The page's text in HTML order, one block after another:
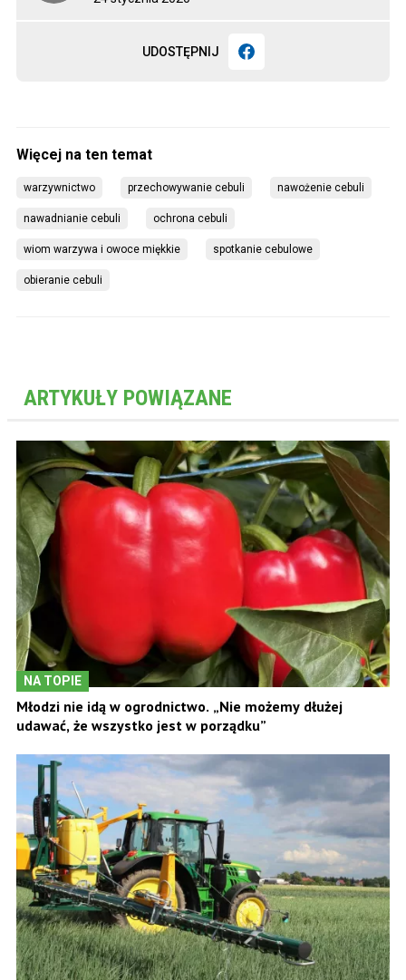
UDOSTĘPNIJ
warzywnictwo przechowywanie cebuli nawożenie cebuli
nawadnianie cebuli ochrona cebuli
wiom warzywa i owoce miękkie spotkanie cebulowe
obieranie cebuli
ARTYKUŁY POWIĄZANE
NA TOPIE
Młodzi nie idą w ogrodnictwo. „Nie możemy dłużej
udawać, że wszystko jest w porządku”